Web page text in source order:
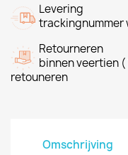
Levering
trackingnummer
Retourneren
binnen veertien
retouneren
Omschrijving